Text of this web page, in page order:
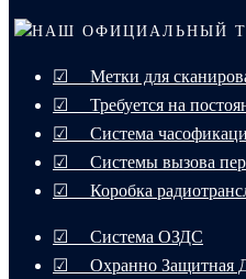
НАШ ОФИЦИАЛЬНЫЙ
☑ Метки для
☑ Требуется на
☑ Система
☑ Системы вызова
☑ Коробка
☑ Система ОЗДС
☑ Охранно Защитная